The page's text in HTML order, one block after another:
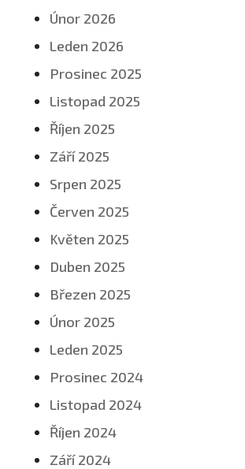
Únor 2026
Leden 2026
Prosinec 2025
Listopad 2025
Říjen 2025
Září 2025
Srpen 2025
Červen 2025
Květen 2025
Duben 2025
Březen 2025
Únor 2025
Leden 2025
Prosinec 2024
Listopad 2024
Říjen 2024
Září 2024